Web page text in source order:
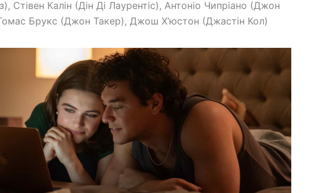
Стівен Калін (Дін Ді Лаурентіс), Антоніо Чипріано (Джон
Брукс (Джон Такер), Джош Х’юстон (Джастін Кол)